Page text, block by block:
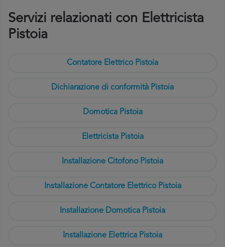
Servizi relazionati con Elettricista
Pistoia
Contatore Elettrico Pistoia
Dichiarazione di conformità Pistoia
Domotica Pistoia
Elettricista Pistoia
Installazione Citofono Pistoia
Installazione Contatore Elettrico Pistoia
Installazione Domotica Pistoia
Installazione Elettrica Pistoia